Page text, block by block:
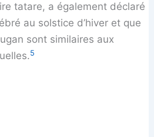
tatare, a également déclaré
au solstice d’hiver et que
sont similaires aux
5